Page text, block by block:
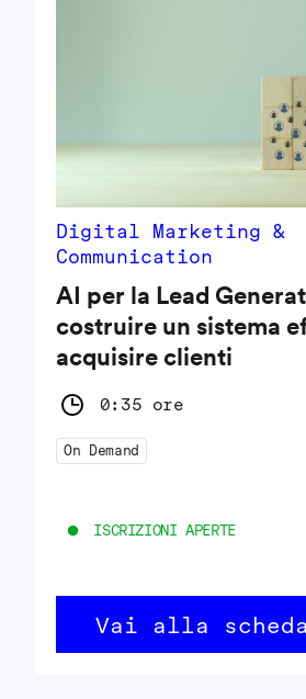
Digital Marketing &
Communication
AI per la Lead
costruire un sistema
acquisire clienti
0:35 ore
On Demand
ISCRIZIONI APERTE
Vai alla